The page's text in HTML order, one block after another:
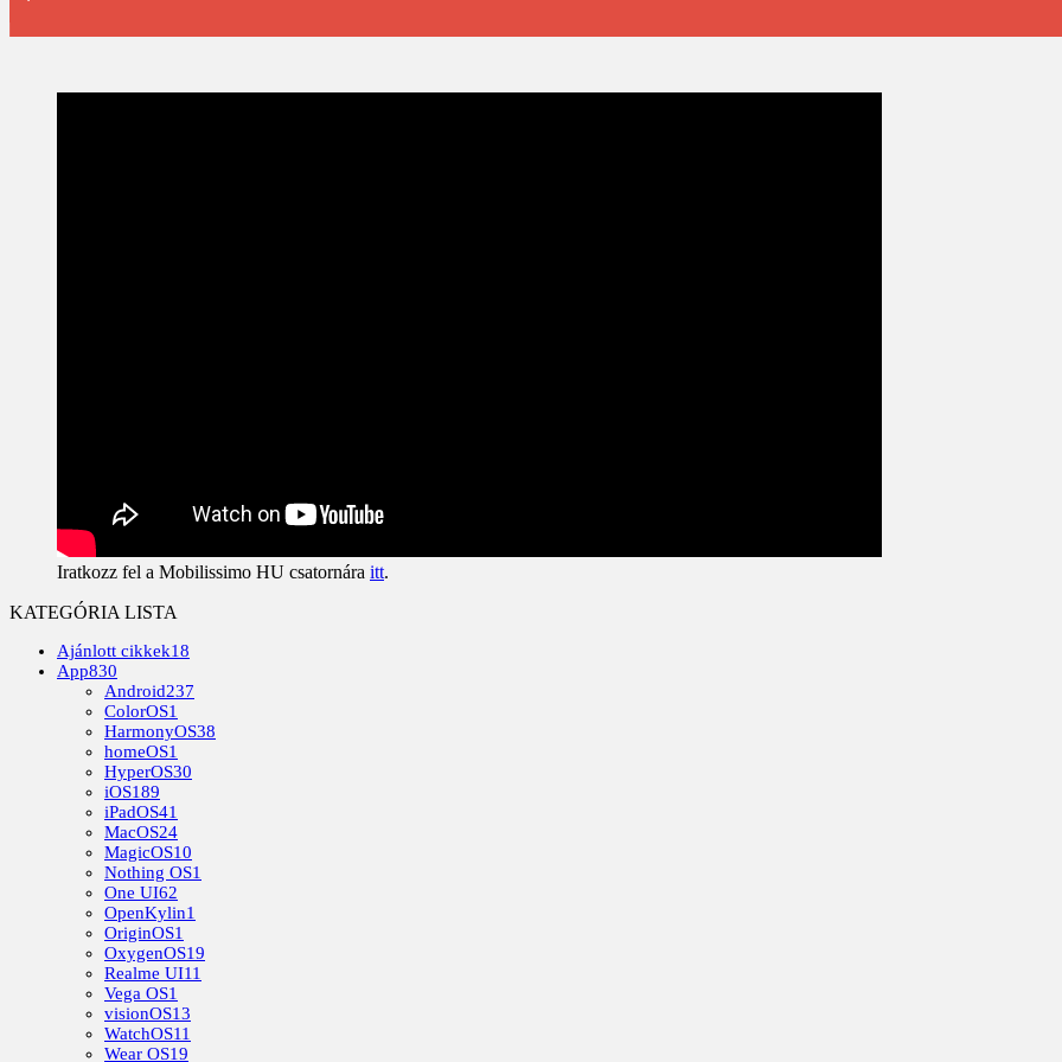
Iratkozz fel a Mobilissimo HU csatornára itt.
KATEGÓRIA LISTA
Ajánlott cikkek18
App830
Android237
ColorOS1
HarmonyOS38
homeOS1
HyperOS30
iOS189
iPadOS41
MacOS24
MagicOS10
Nothing OS1
One UI62
OpenKylin1
OriginOS1
OxygenOS19
Realme UI11
Vega OS1
visionOS13
WatchOS11
Wear OS19